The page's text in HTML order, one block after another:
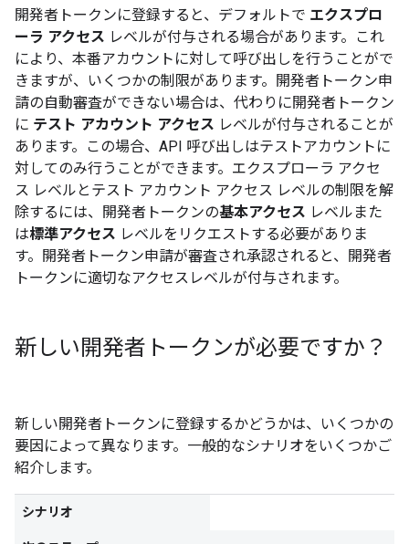
開発者トークンに登録すると、デフォルトで エクスプロ
ーラ アクセス レベルが付与される場合があります。これ
により、本番アカウントに対して呼び出しを行うことがで
きますが、いくつかの制限があります。開発者トークン申
請の自動審査ができない場合は、代わりに開発者トークン
に テスト アカウント アクセス レベルが付与されることが
あります。この場合、API 呼び出しはテストアカウントに
対してのみ行うことができます。エクスプローラ アクセ
ス レベルとテスト アカウント アクセス レベルの制限を解
除するには、開発者トークンの基本アクセス レベルまた
は標準アクセス レベルをリクエストする必要がありま
す。開発者トークン申請が審査され承認されると、開発者
トークンに適切なアクセスレベルが付与されます。
新しい開発者トークンが必要ですか？
新しい開発者トークンに登録するかどうかは、いくつかの
要因によって異なります。一般的なシナリオをいくつかご
紹介します。
シナリオ